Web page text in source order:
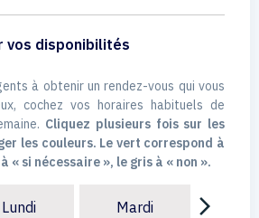
vos disponibilités
à obtenir un rendez-vous qui vous
cochez vos horaires habituels de
Cliquez plusieurs fois sur les
les couleurs. Le vert correspond à
« si nécessaire », le gris à « non ».
Lundi Mardi arrow_forward_ios